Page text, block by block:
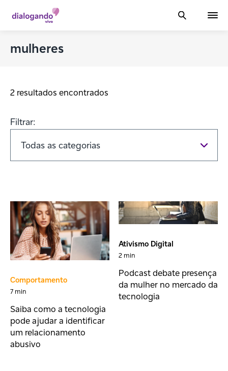
mulheres
2 resultados encontrados
Filtrar:
Comportamento
7 min
Saiba como a tecnologia
pode ajudar a identificar
um relacionamento
abusivo
Ativismo Digital
2 min
Podcast debate presença
da mulher no mercado da
tecnologia